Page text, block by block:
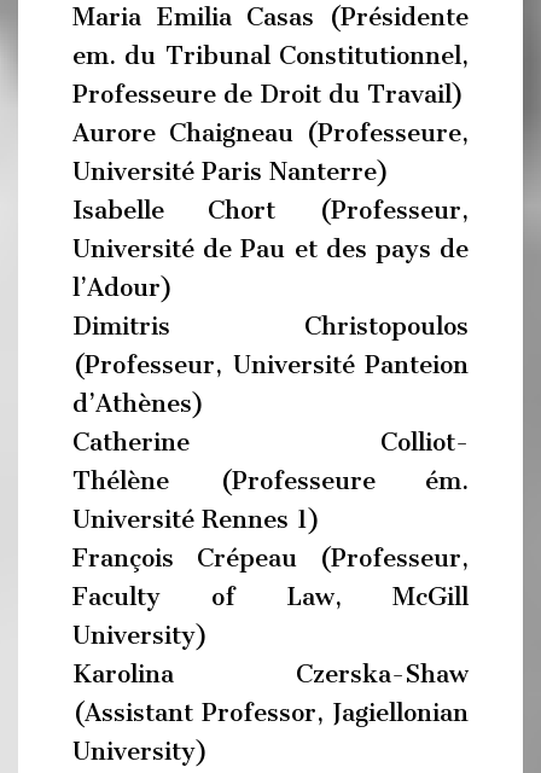
Maria Emilia Casas (Présidente
em. du Tribunal Constitutionnel,
Professeure de Droit du Travail)
Aurore Chaigneau (Professeure,
Université Paris Nanterre)
Isabelle Chort (Professeur,
Université de Pau et des pays de
l’Adour)
Dimitris Christopoulos
(Professeur, Université Panteion
d’Athènes)
Catherine Colliot-
Thélène (Professeure ém.
Université Rennes 1)
François Crépeau (Professeur,
Faculty of Law, McGill
University)
Karolina Czerska-Shaw
(Assistant Professor, Jagiellonian
University)